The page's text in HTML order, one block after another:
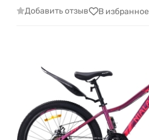
Добавить отзыв В избранное